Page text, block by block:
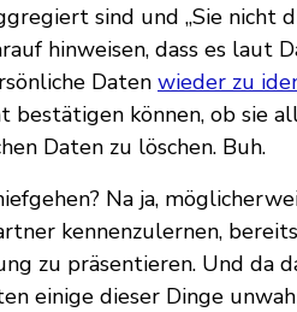
sind und „Sie nicht
hinweisen, dass es laut
Daten wieder zu
bestätigen können, ob sie
Daten zu löschen. Buh.
Na ja,
kennenzulernen,
zu präsentieren. Und da
einige dieser Dinge